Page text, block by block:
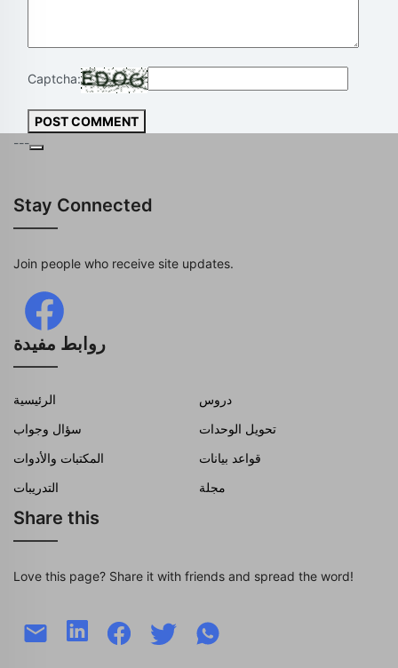
Captcha:
POST COMMENT
---
Stay Connected
Join people who receive site updates.
روابط مفيدة
الرئيسية
دروس
سؤال وجواب
تحويل الوحدات
المكتبات والأدوات
قواعد بيانات
التدريبات
مجلة
Share this
Love this page? Share it with friends and spread the word!